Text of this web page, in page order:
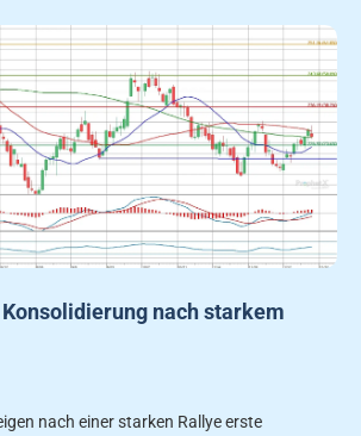
nach starkem
nach einer starken Rallye erste